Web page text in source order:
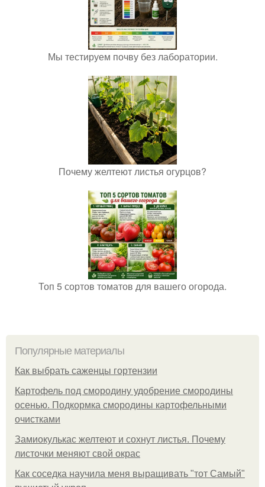
Мы тестируем почву без лаборатории.
Почему желтеют листья огурцов?
Топ 5 сортов томатов для вашего огорода.
Популярные материалы
Как выбрать саженцы гортензии
Картофель под смородину удобрение смородины
осенью. Подкормка смородины картофельными
очистками
Замиокулькас желтеют и сохнут листья. Почему
листочки меняют свой окрас
Как соседка научила меня выращивать "тот Самый"